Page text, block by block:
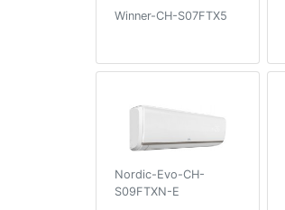
Winner-CH-S07FTX5
Nordic-Evo-CH-
S09FTXN-E